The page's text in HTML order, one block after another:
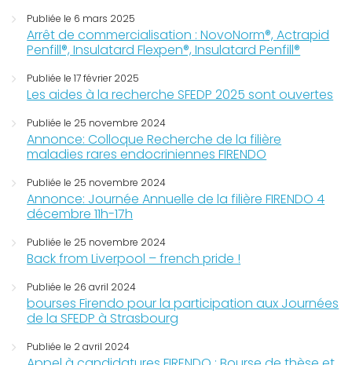
Publiée le 6 mars 2025
Arrêt de commercialisation : NovoNorm®, Actrapid
Penfill®, Insulatard Flexpen®, Insulatard Penfill®
Publiée le 17 février 2025
Les aides à la recherche SFEDP 2025 sont ouvertes
Publiée le 25 novembre 2024
Annonce: Colloque Recherche de la filière
maladies rares endocriniennes FIRENDO
Publiée le 25 novembre 2024
Annonce: Journée Annuelle de la filière FIRENDO 4
décembre 11h-17h
Publiée le 25 novembre 2024
Back from Liverpool – french pride !
Publiée le 26 avril 2024
bourses Firendo pour la participation aux Journées
de la SFEDP à Strasbourg
Publiée le 2 avril 2024